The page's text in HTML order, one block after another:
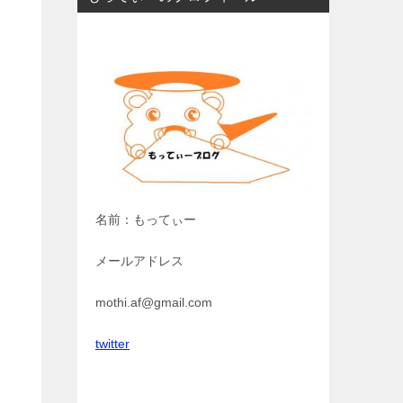
名前：もってぃー
メールアドレス
mothi.af@gmail.com
twitter